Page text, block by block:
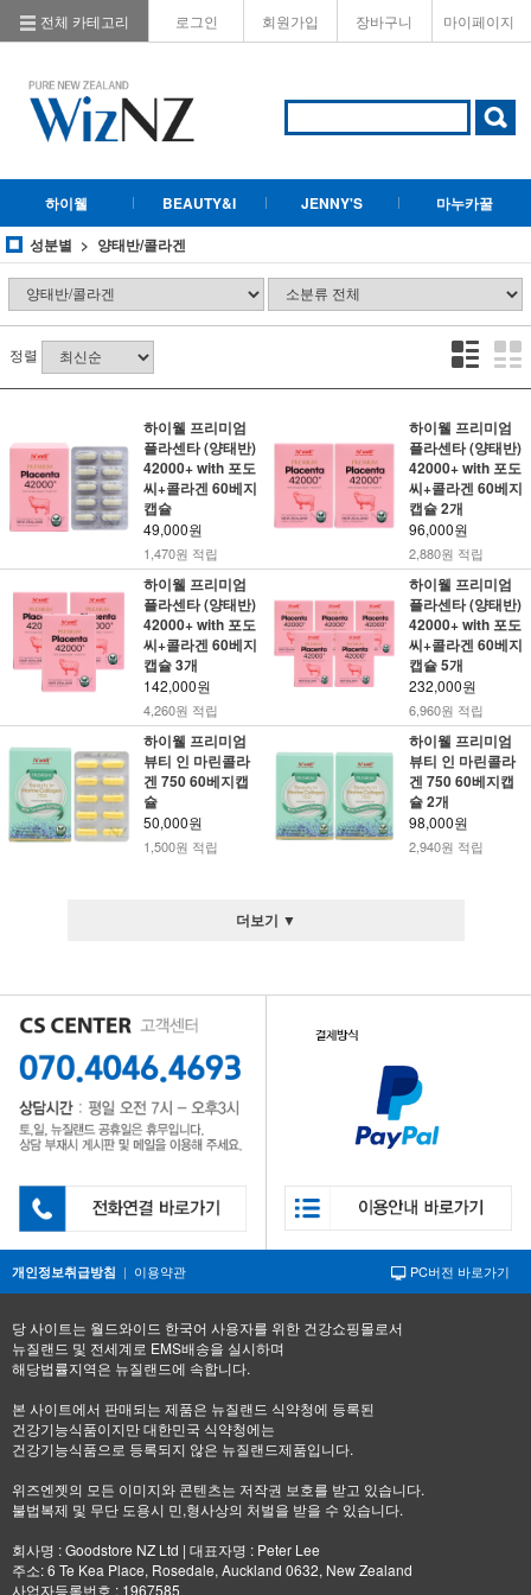
전체 카테고리 로그인 회원가입 장바구니 마이페이지
하이웰 BEAUTY&I JENNY'S
마누카꿀
성분별
양태반/콜라겐
정렬
하이웰 프리미엄
플라센타 (양태반)
42000+ with 포도
씨+콜라겐 60베지
캡슐
49,000원
1,470원 적립
하이웰 프리미엄
플라센타 (양태반)
42000+ with 포도
씨+콜라겐 60베지
캡슐 2개
96,000원
2,880원 적립
하이웰 프리미엄
플라센타 (양태반)
42000+ with 포도
씨+콜라겐 60베지
캡슐 3개
142,000원
4,260원 적립
하이웰 프리미엄
플라센타 (양태반)
42000+ with 포도
씨+콜라겐 60베지
캡슐 5개
232,000원
6,960원 적립
하이웰 프리미엄
뷰티 인 마린콜라
겐 750 60베지캡
슐
50,000원
1,500원 적립
하이웰 프리미엄
뷰티 인 마린콜라
겐 750 60베지캡
슐 2개
98,000원
2,940원 적립
더보기 ▼
개인정보취급방침 | 이용약관 PC버전 바로가기
당 사이트는 월드와이드 한국어 사용자를 위한 건강쇼핑몰로서
뉴질랜드 및 전세계로 EMS배송을 실시하며
해당법률지역은 뉴질랜드에 속합니다.
본 사이트에서 판매되는 제품은 뉴질랜드 식약청에 등록된
건강기능식품이지만 대한민국 식약청에는
건강기능식품으로 등록되지 않은 뉴질랜드제품입니다.
위즈엔젯의 모든 이미지와 콘텐츠는 저작권 보호를 받고 있습니다.
불법복제 및 무단 도용시 민,형사상의 처벌을 받을 수 있습니다.
회사명 : Goodstore NZ Ltd | 대표자명 : Peter Lee
주소: 6 Te Kea Place, Rosedale, Auckland 0632, New Zealand
사업자등록번호 : 1967585